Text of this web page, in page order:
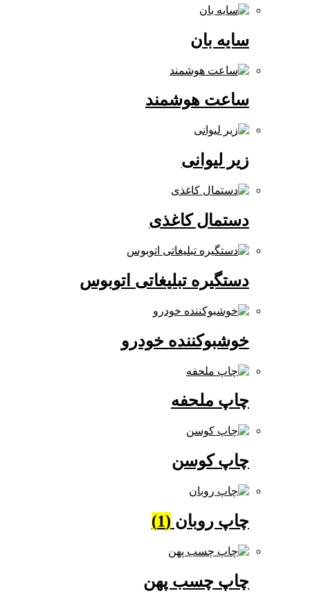
ساعت هوشمند
زیر لیوانی
دستمال کاغذی
دستگیره تبلیغاتی اتوبوس
خوشبوکننده خودرو
چاپ ملحفه
چاپ کوسن
چاپ روبان(1)
چاپ چسب پهن